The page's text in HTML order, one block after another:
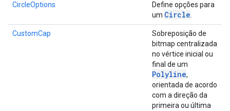
CircleOptions
Define opções para
um Circle
CustomCap
Sobreposição de
bitmap centralizada
no vértice inicial ou
final de um
Polyline,
orientada de acordo
com a direção da
primeira ou última